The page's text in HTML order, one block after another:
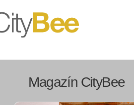
Magazín CityBee